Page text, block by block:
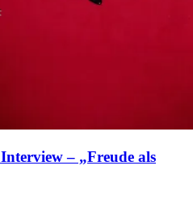
– „Freude als